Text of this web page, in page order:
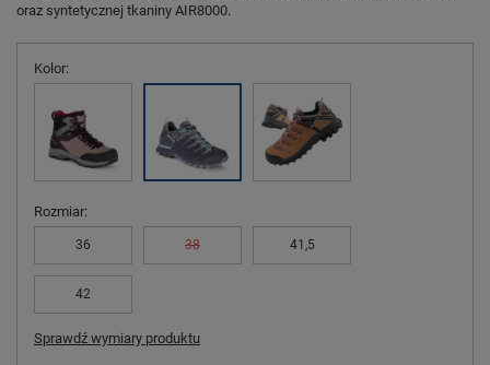
oraz syntetycznej tkaniny AIR8000.
Kolor
Rozmiar
36 38 41,5
42
Sprawdź wymiary produktu